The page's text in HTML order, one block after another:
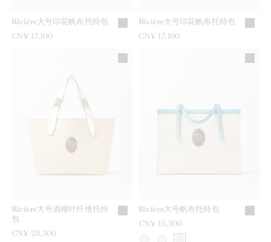
Rivière大号印花帆布托特包
CN¥ 17,100
Rivière大号印花帆布托特包
CN¥ 17,100
Rivière大号酒椰叶纤维托特
包
CN¥ 28,300
Rivière大号帆布托特包
CN¥ 15,300